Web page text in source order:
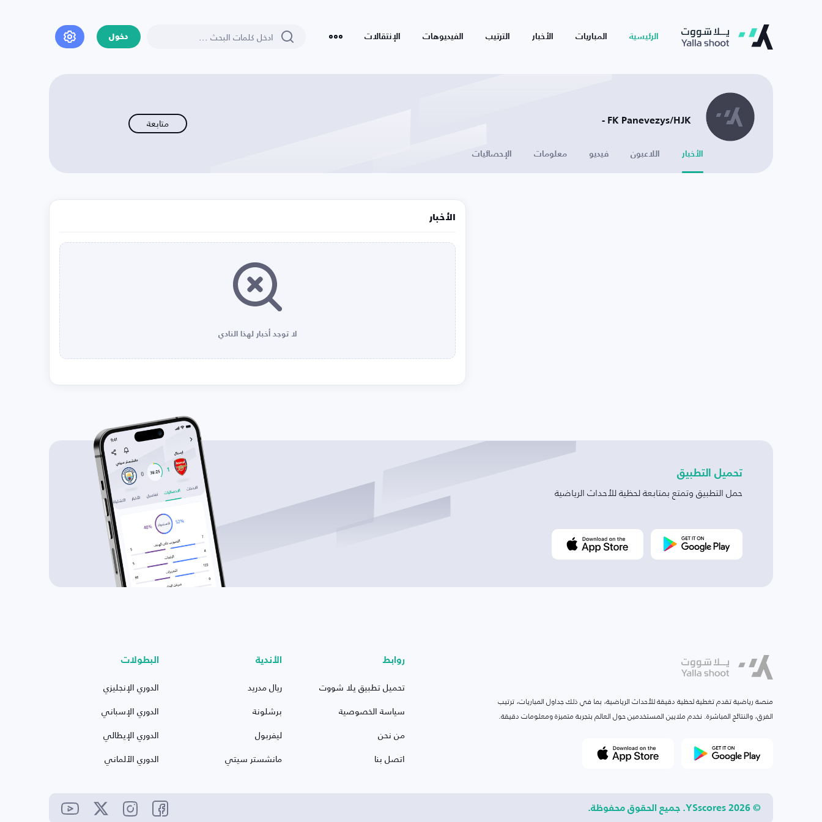
الرئيسية المباريات الأخبار الترتيب الفيديوهات الإنتقالات دخول
FK Panevezys/HJK - متابعة
الأخبار اللاعبون فيديو معلومات الإحصائيات
الأخبار
لا توجد أخبار لهذا النادي
تحميل التطبيق
حمل التطبيق وتمتع بمتابعة لحظية للأحداث الرياضية
منصة رياضية تقدم تغطية لحظية دقيقة للأحداث الرياضية، بما في ذلك جداول المباريات، ترتيب
الفرق، والنتائج المباشرة. نخدم ملايين المستخدمين حول العالم بتجربة متميزة ومعلومات دقيقة.
روابط
تحميل تطبيق يلا شووت
سياسة الخصوصية
من نحن
اتصل بنا
الأندية
ريال مدريد
برشلونة
ليفربول
مانشستر سيتي
البطولات
الدوري الإنجليزي
الدوري الإسباني
الدوري الإيطالي
الدوري الألماني
© 2026 YSscores. جميع الحقوق محفوظة.